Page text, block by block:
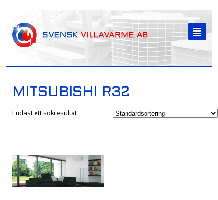
²
MITSUBISHI R32
Endast ett sökresultat